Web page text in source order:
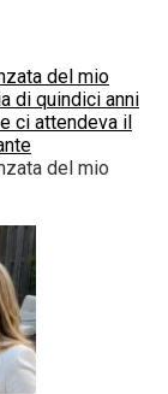
del mio
di quindici anni
ci attendeva il
del mio